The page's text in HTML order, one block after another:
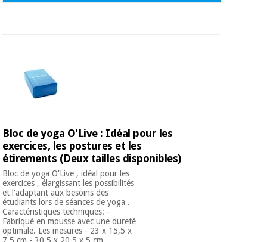
Bloc de yoga O'Live : Idéal pour les
exercices, les postures et les
étirements (Deux tailles disponibles)
Bloc de yoga O'Live , idéal pour les
exercices , élargissant les possibilités
et l'adaptant aux besoins des
étudiants lors de séances de yoga .
Caractéristiques techniques: -
Fabriqué en mousse avec une dureté
optimale. Les mesures - 23 x 15,5 x